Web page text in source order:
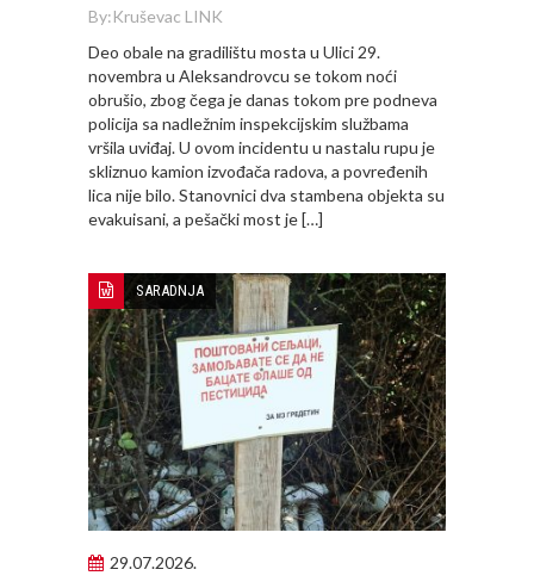
By:Kruševac LINK
Deo obale na gradilištu mosta u Ulici 29.
novembra u Aleksandrovcu se tokom noći
obrušio, zbog čega je danas tokom pre podneva
policija sa nadležnim inspekcijskim službama
vršila uviđaj. U ovom incidentu u nastalu rupu je
skliznuo kamion izvođača radova, a povređenih
lica nije bilo. Stanovnici dva stambena objekta su
evakuisani, a pešački most je […]
SARADNJA
29.07.2026.